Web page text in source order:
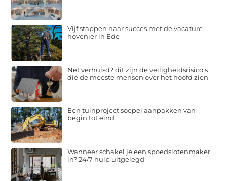
Vijf stappen naar succes met de vacature
hovenier in Ede
Net verhuisd? dit zijn de veiligheidsrisico's
die de meeste mensen over het hoofd zien
Een tuinproject soepel aanpakken van
begin tot eind
Wanneer schakel je een spoedslotenmaker
in? 24/7 hulp uitgelegd